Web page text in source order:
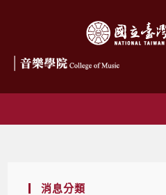
消息分類